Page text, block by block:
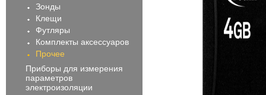
Зонды
Клещи
Футляры
Комплекты аксессуаров
Прочее
Приборы для измерения
параметров
электроизоляции